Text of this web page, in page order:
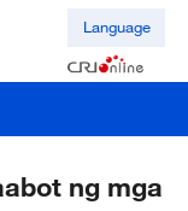
Language
ng mga